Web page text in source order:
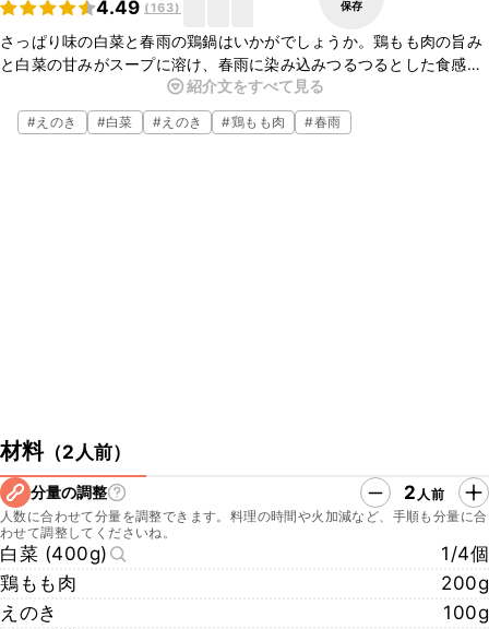
4.49 (163) 保存
さっぱり味の白菜と春雨の鶏鍋はいかがでしょうか。鶏もも肉の旨み
と白菜の甘みがスープに溶け、春雨に染み込みつるつるとした食感も
楽しく、美味しくいただけます。土鍋で調理することで、そのまま食
卓に出せるので、おすすめです。ぜひ、お試し下さい。
紹介文をすべて見る
#えのき #白菜 #えのき #鶏もも肉 #春雨
材料（2人前）
分量の調整 2 人前
人数に合わせて分量を調整できます。料理の時間や火加減など、手順も分量に合
わせて調整してくださいね。
白菜 (400g)
1/4個
鶏もも肉
200g
えのき
100g